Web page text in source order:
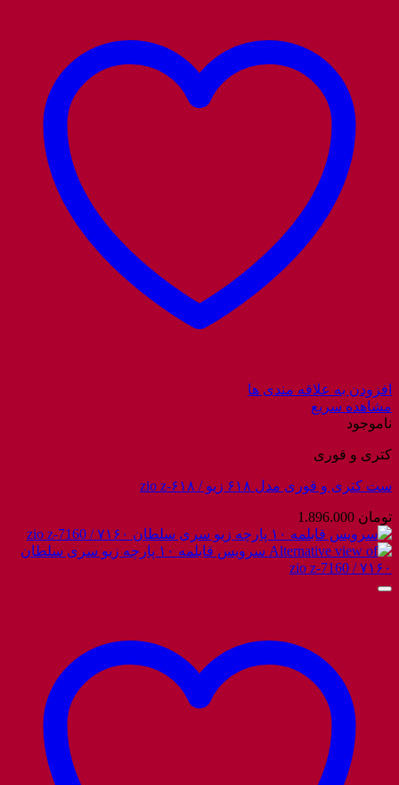
افزودن به علاقه مندی ها
مشاهده سریع
ناموجود
کتری و قوری
ست کتری و قوری مدل ۶۱۸ زیو / zio z-۶۱۸
تومان